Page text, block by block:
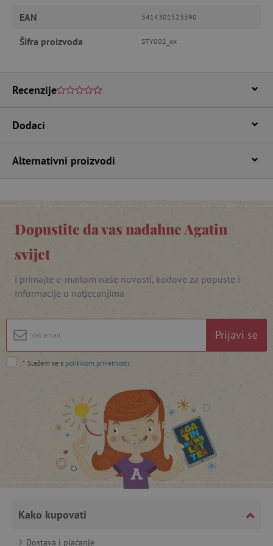
EAN 5414301523390
Šifra proizvoda STY002_xx
Recenzije
Dodaci
Alternativni proizvodi
Dopustite da vas nadahne Agatin
svijet
i primajte e-mailom naše novosti, kodove za popuste i
informacije o natjecanjima
Prijavi se
* Slažem se s politikom privatnosti
Kako kupovati
Dostava i plaćanje
featureFlagIdentifier www.agatinsvijet.hr
www.agatinsvijet.hr
featureFlagCheckoutExperimentVariant
product_filter_remember www.agatinsvijet.hr
PHPSESSID
PHP.net
www.agatinsvijet.hr
Googleovu politiku privatnosti